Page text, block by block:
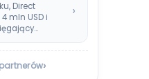
Direct
mln USD i
›
›